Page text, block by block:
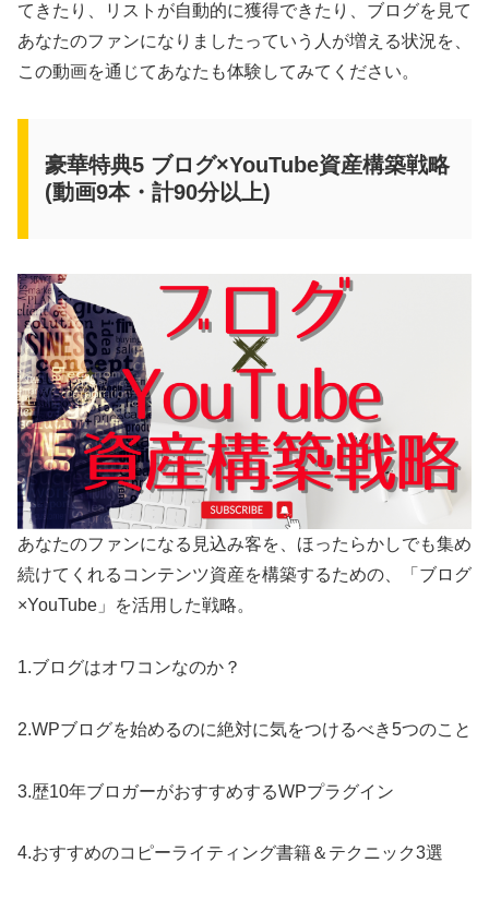
てきたり、リストが自動的に獲得できたり、ブログを見て
あなたのファンになりましたっていう人が増える状況を、
この動画を通じてあなたも体験してみてください。
豪華特典5 ブログ×YouTube資産構築戦略
(動画9本・計90分以上)
あなたのファンになる見込み客を、ほったらかしでも集め
続けてくれるコンテンツ資産を構築するための、「ブログ
×YouTube」を活用した戦略。
1.ブログはオワコンなのか？
2.WPブログを始めるのに絶対に気をつけるべき5つのこと
3.歴10年ブロガーがおすすめするWPプラグイン
4.おすすめのコピーライティング書籍＆テクニック3選